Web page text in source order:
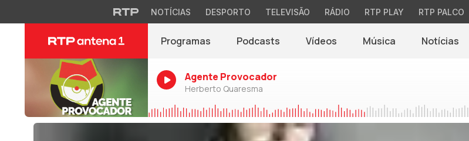
NOTÍCIAS DESPORTO TELEVISÃO RÁDIO RTP PLAY RTP PALCO
Programas Podcasts Vídeos Música Notícias
(abre
Agente Provocador
Herberto Quaresma